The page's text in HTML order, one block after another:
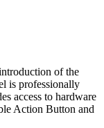
of the
is professionally
access to hardware
Action Button and